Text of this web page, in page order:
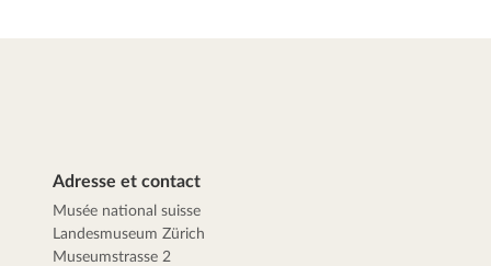
Adresse et contact
Musée national suisse
Landesmuseum Zürich
Museumstrasse 2